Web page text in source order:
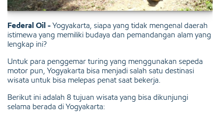
Federal Oil - Yogyakarta, siapa yang tidak mengenal daerah
istimewa yang memiliki budaya dan pemandangan alam yang
lengkap ini?
Untuk para penggemar turing yang menggunakan sepeda
motor pun, Yogyakarta bisa menjadi salah satu destinasi
wisata untuk bisa melepas penat saat bekerja.
Berikut ini adalah 8 tujuan wisata yang bisa dikunjungi
selama berada di Yogyakarta: